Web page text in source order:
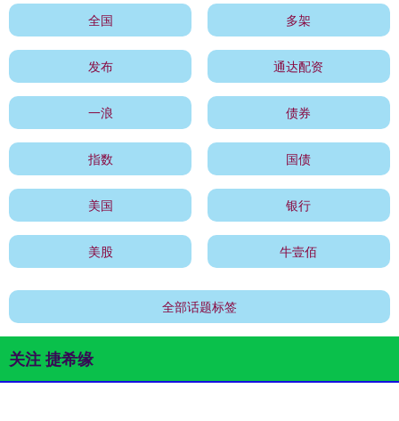
全国 多架
发布 通达配资
一浪 债券
指数 国债
美国 银行
美股 牛壹佰
全部话题标签
关注 捷希缘